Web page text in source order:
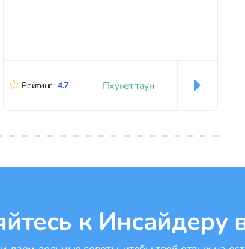
Рейтинг: 4.7 Пхукет таун
к Инсайдеру